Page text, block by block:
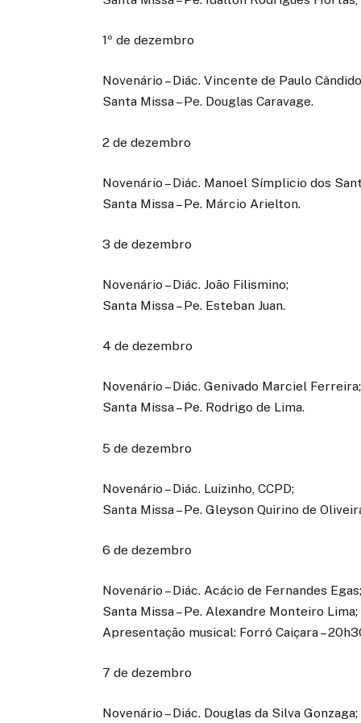
1º de dezembro
Novenário – Diác. Vincente de Paulo
Santa Missa – Pe. Douglas Caravage.
2 de dezembro
Novenário – Diác. Manoel Símplicio dos
Santa Missa – Pe. Márcio Arielton.
3 de dezembro
Novenário – Diác. João Filismino;
Santa Missa – Pe. Esteban Juan.
4 de dezembro
Novenário – Diác. Genivado Marciel Ferreira;
Santa Missa – Pe. Rodrigo de Lima.
5 de dezembro
Novenário – Diác. Luizinho, CCPD;
Santa Missa – Pe. Gleyson Quirino de
6 de dezembro
Novenário – Diác. Acácio de Fernandes Egas;
Santa Missa – Pe. Alexandre Monteiro Lima;
Apresentação musical: Forró Caiçara –
7 de dezembro
Novenário – Diác. Douglas da Silva Gonzaga;